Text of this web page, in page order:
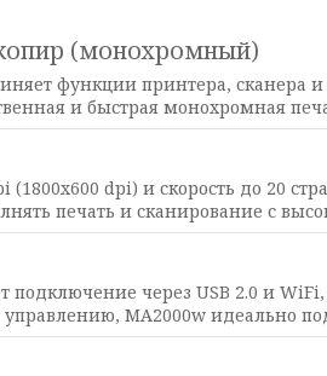
(монохромный)
функции принтера,
и быстрая монохромная
dpi) и скорость до 20
печать и сканирование с
через USB 2.0 и WiFi,
MA2000w идеально